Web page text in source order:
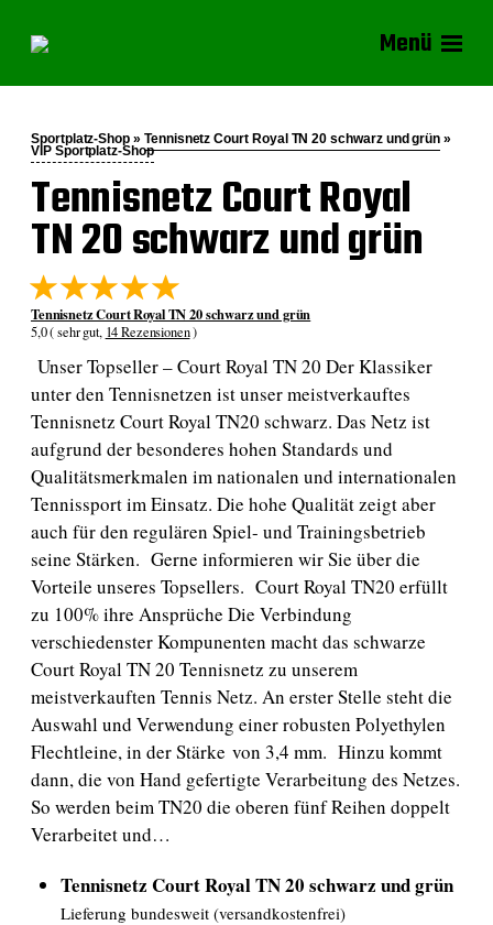
Menü
Sportplatz-Shop » Tennisnetz Court Royal TN 20 schwarz und grün »
VIP Sportplatz-Shop
Tennisnetz Court Royal
TN 20 schwarz und grün
Tennisnetz Court Royal TN 20 schwarz und grün
5,0 ( sehr gut, 14 Rezensionen)
Unser Topseller – Court Royal TN 20 Der Klassiker
unter den Tennisnetzen ist unser meistverkauftes
Tennisnetz Court Royal TN20 schwarz. Das Netz ist
aufgrund der besonderes hohen Standards und
Qualitätsmerkmalen im nationalen und internationalen
Tennissport im Einsatz. Die hohe Qualität zeigt aber
auch für den regulären Spiel- und Trainingsbetrieb
seine Stärken. Gerne informieren wir Sie über die
Vorteile unseres Topsellers. Court Royal TN20 erfüllt
zu 100% ihre Ansprüche Die Verbindung
verschiedenster Kompunenten macht das schwarze
Court Royal TN 20 Tennisnetz zu unserem
meistverkauften Tennis Netz. An erster Stelle steht die
Auswahl und Verwendung einer robusten Polyethylen
Flechtleine, in der Stärke von 3,4 mm. Hinzu kommt
dann, die von Hand gefertigte Verarbeitung des Netzes.
So werden beim TN20 die oberen fünf Reihen doppelt
Verarbeitet und…
Tennisnetz Court Royal TN 20 schwarz und grün
Lieferung bundesweit (versandkostenfrei)